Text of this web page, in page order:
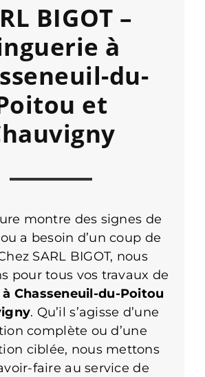
BIGOT –
à
du-
et
montre des signes de
a besoin d’un coup de
SARL BIGOT, nous
pour tous vos travaux de
Chasseneuil-du-Poitou
. Qu’il s’agisse d’une
complète ou d’une
ciblée, nous mettons
faire au service de